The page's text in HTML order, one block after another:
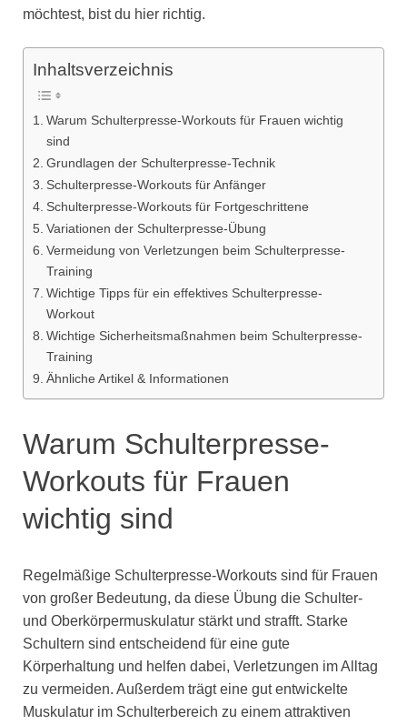
möchtest, bist du hier richtig.
Inhaltsverzeichnis
Warum Schulterpresse-Workouts für Frauen wichtig
sind
Grundlagen der Schulterpresse-Technik
Schulterpresse-Workouts für Anfänger
Schulterpresse-Workouts für Fortgeschrittene
Variationen der Schulterpresse-Übung
Vermeidung von Verletzungen beim Schulterpresse-
Training
Wichtige Tipps für ein effektives Schulterpresse-
Workout
Wichtige Sicherheitsmaßnahmen beim Schulterpresse-
Training
Ähnliche Artikel & Informationen
Warum Schulterpresse-
Workouts für Frauen
wichtig sind
Regelmäßige Schulterpresse-Workouts sind für Frauen
von großer Bedeutung, da diese Übung die Schulter-
und Oberkörpermuskulatur stärkt und strafft. Starke
Schultern sind entscheidend für eine gute
Körperhaltung und helfen dabei, Verletzungen im Alltag
zu vermeiden. Außerdem trägt eine gut entwickelte
Muskulatur im Schulterbereich zu einem attraktiven